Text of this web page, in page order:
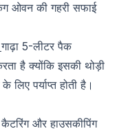
ओवन की गहरी सफाई
गाढ़ा 5-लीटर पैक
है क्योंकि इसकी थोड़ी
पर्याप्त होती है।
और हाउसकीपिंग